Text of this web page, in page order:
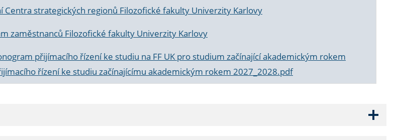
Centra strategických regionů Filozofické fakulty Univerzity Karlovy
zaměstnanců Filozofické fakulty Univerzity Karlovy
přijímacího řízení ke studiu na FF UK pro studium začínající akademickým rokem
řízení ke studiu začínajícímu akademickým rokem 2027_2028.pdf